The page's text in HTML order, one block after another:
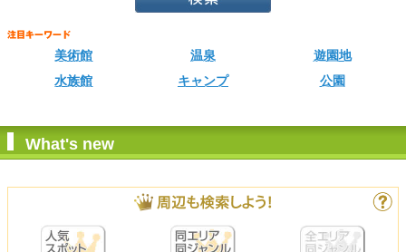
美術館 温泉
遊園地
水族館
キャンプ 公園
What's new